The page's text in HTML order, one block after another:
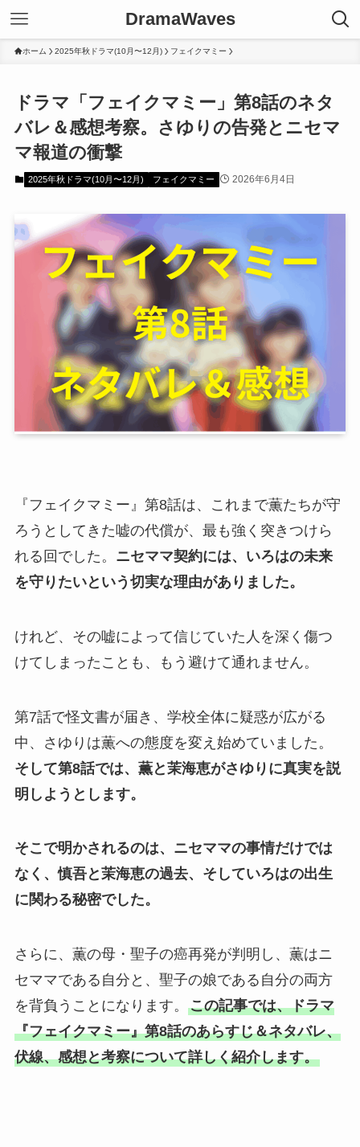
DramaWaves
ホーム 2025年秋ドラマ(10月〜12月) フェイクマミー
ドラマ「フェイクマミー」第8話のネタ
バレ＆感想考察。さゆりの告発とニセマ
マ報道の衝撃
2025年秋ドラマ(10月〜12月) フェイクマミー 2026年6月4日
『フェイクマミー』第8話は、これまで薫たちが守
ろうとしてきた嘘の代償が、最も強く突きつけら
れる回でした。 ニセママ契約には、いろはの未来
を守りたいという切実な理由がありました。
けれど、その嘘によって信じていた人を深く傷つ
けてしまったことも、もう避けて通れません。
第7話で怪文書が届き、学校全体に疑惑が広がる
中、さゆりは薫への態度を変え始めていました。
そして第8話では、薫と茉海恵がさゆりに真実を説
明しようとします。
そこで明かされるのは、ニセママの事情だけでは
なく、慎吾と茉海恵の過去、そしていろはの出生
に関わる秘密でした。
さらに、薫の母・聖子の癌再発が判明し、薫はニ
セママである自分と、聖子の娘である自分の両方
を背負うことになります。 この記事では、ドラマ
『フェイクマミー』第8話のあらすじ＆ネタバレ、
伏線、感想と考察について詳しく紹介します。